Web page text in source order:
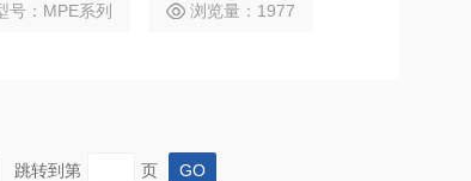
号：MPE系列 浏览量：1977
跳转到第 页